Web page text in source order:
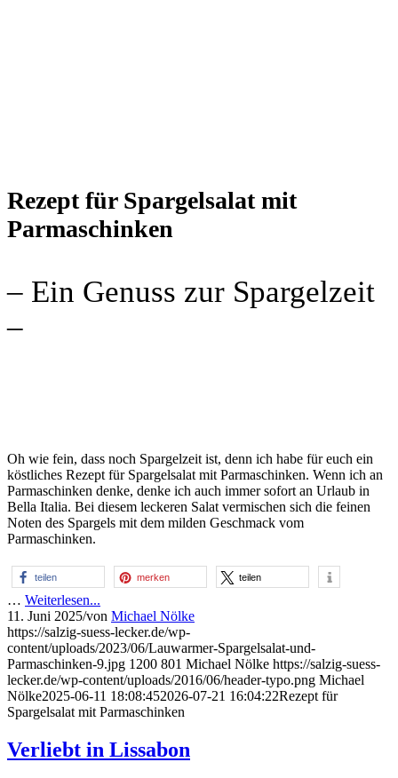
Rezept für Spargelsalat mit
Parmaschinken
– Ein Genuss zur Spargelzeit
–
Oh wie fein, dass noch Spargelzeit ist, denn ich habe für euch ein
köstliches Rezept für Spargelsalat mit Parmaschinken. Wenn ich an
Parmaschinken denke, denke ich auch immer sofort an Urlaub in
Bella Italia. Bei diesem leckeren Salat vermischen sich die feinen
Noten des Spargels mit dem milden Geschmack vom
Parmaschinken.
teilen merken teilen
… Weiterlesen...
11. Juni 2025/von Michael Nölke
https://salzig-suess-lecker.de/wp-
content/uploads/2023/06/Lauwarmer-Spargelsalat-und-
Parmaschinken-9.jpg 1200 801 Michael Nölke https://salzig-suess-
lecker.de/wp-content/uploads/2016/06/header-typo.png Michael
Nölke2025-06-11 18:08:452026-07-21 16:04:22Rezept für
Spargelsalat mit Parmaschinken
Verliebt in Lissabon